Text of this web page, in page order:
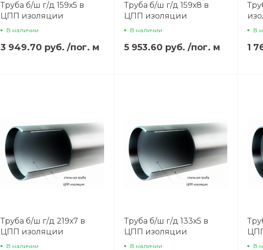
Труба б/ш г/д 159х5 в
ЦПП изоляции
В наличии
3 949.70 руб. /пог. м
Труба б/ш г/д 159х8 в
ЦПП изоляции
В наличии
5 953.60 руб. /пог. м
В
1
Труба б/ш г/д 219х7 в
ЦПП изоляции
В наличии
Труба б/ш г/д 133х5 в
ЦПП изоляции
В наличии В